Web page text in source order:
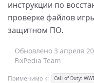
инструкции по
проверке файлов
защитном ПО.
Обновлено 3 апреля
FixPedia Team
Применимо к: Call of Duty: